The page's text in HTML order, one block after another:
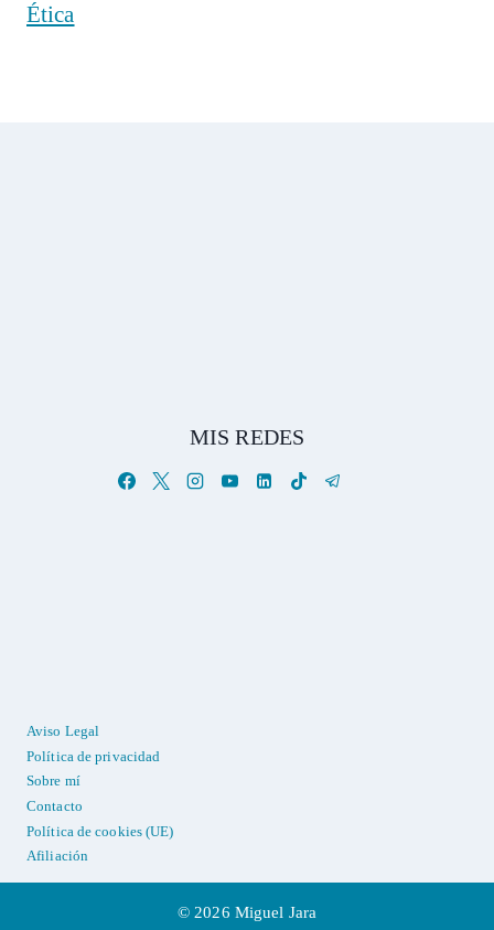
Ética
MIS REDES
Aviso Legal
Política de privacidad
Sobre mí
Contacto
Política de cookies (UE)
Afiliación
© 2026 Miguel Jara